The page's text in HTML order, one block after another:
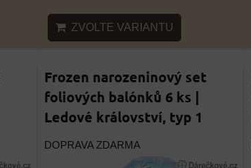
ZVOLTE VARIANTU
Frozen narozeninový set
foliových balónků 6 ks |
Ledové království, typ 1
DOPRAVA ZDARMA